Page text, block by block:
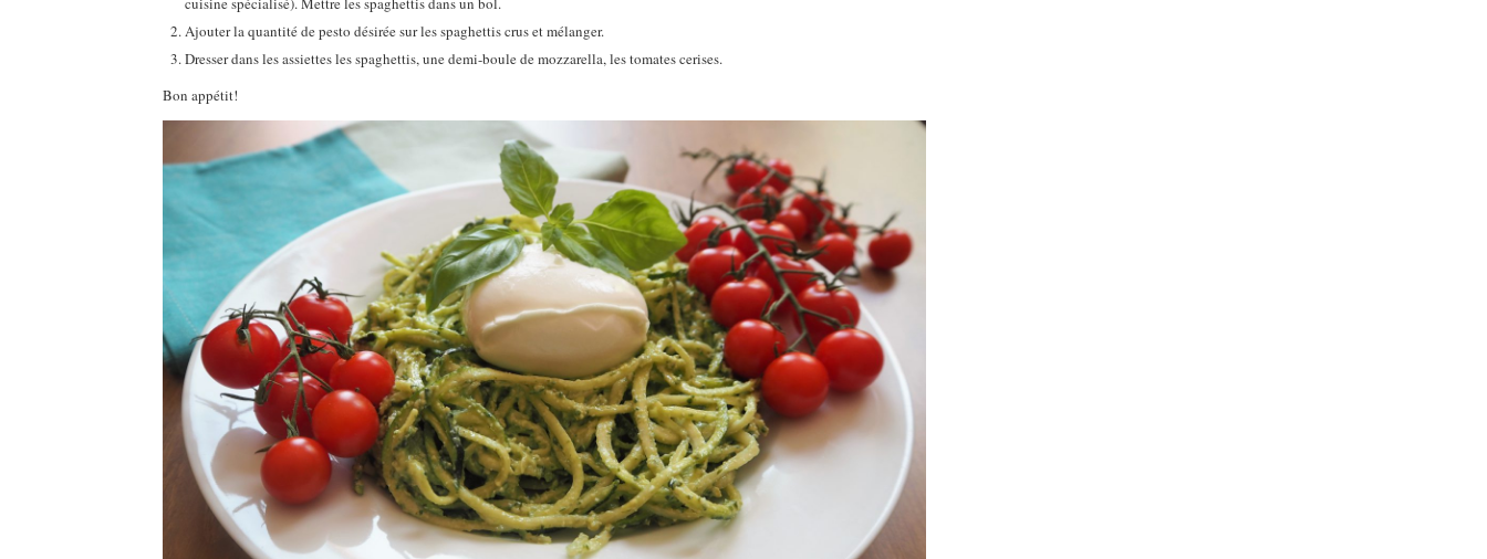
Ajouter la quantité de pesto désirée sur les spaghettis crus et mélanger.
Dresser dans les assiettes les spaghettis, une demi-boule de mozzarella, les tomates cerises.
Bon appétit!